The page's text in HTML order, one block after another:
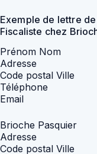
Exemple de lettre
Fiscaliste chez
Prénom Nom
Adresse
Code postal Ville
Téléphone
Email
Brioche Pasquier
Adresse
Code postal Ville